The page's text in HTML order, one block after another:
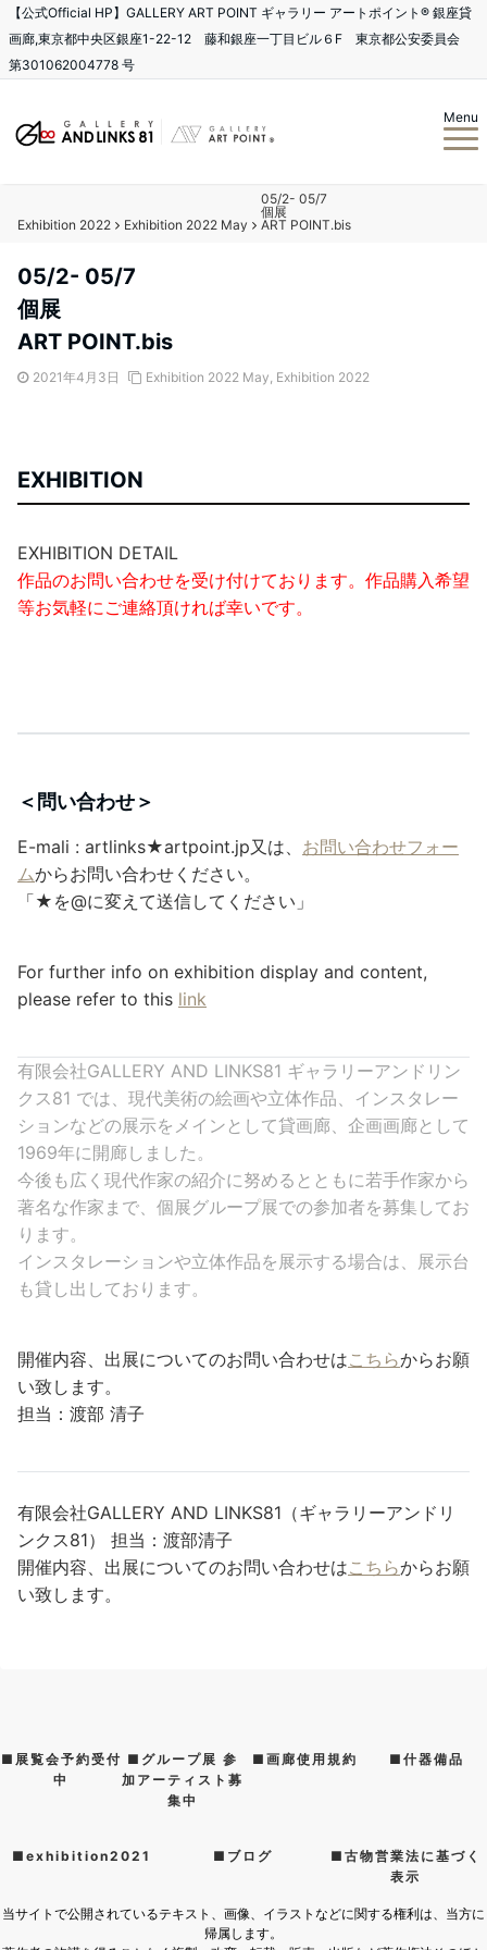
【公式Official HP】GALLERY ART POINT ギャラリー アートポイント®️ 銀座貸
画廊,東京都中央区銀座1-22-12 藤和銀座一丁目ビル６F 東京都公安委員会
第301062004778 号
Menu
Exhibition 2022 Exhibition 2022 May
05/2- 05/7
個展
ART POINT.bis
05/2- 05/7
個展
ART POINT.bis
2021年4月3日 Exhibition 2022 May, Exhibition 2022
EXHIBITION
EXHIBITION DETAIL
作品のお問い合わせを受け付けております。作品購入希望
等お気軽にご連絡頂ければ幸いです。
＜問い合わせ＞
E-mali : artlinks★artpoint.jp又は、 お問い合わせフォー
ムからお問い合わせください。
「★を@に変えて送信してください」
For further info on exhibition display and content,
please refer to this link
有限会社GALLERY AND LINKS81 ギャラリーアンドリン
クス81 では、現代美術の絵画や立体作品、インスタレー
ションなどの展示をメインとして貸画廊、企画画廊として
1969年に開廊しました。
今後も広く現代作家の紹介に努めるとともに若手作家から
著名な作家まで、個展グループ展での参加者を募集してお
ります。
インスタレーションや立体作品を展示する場合は、展示台
も貸し出しております。
開催内容、出展についてのお問い合わせはこちらからお願
い致します。
担当：渡部 清子
有限会社GALLERY AND LINKS81（ギャラリーアンドリ
ンクス81） 担当：渡部清子
開催内容、出展についてのお問い合わせはこちらからお願
い致します。
■展覧会予約受付
中
■グループ展 参
加アーティスト募
集中
■画廊使用規約 ■什器備品
■exhibition2021 ■ブログ
■古物営業法に基づく
表示
当サイトで公開されているテキスト、画像、イラストなどに関する権利は、当方に
帰属します。